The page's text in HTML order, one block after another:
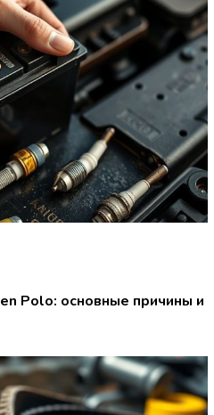
Polo: основные причины и